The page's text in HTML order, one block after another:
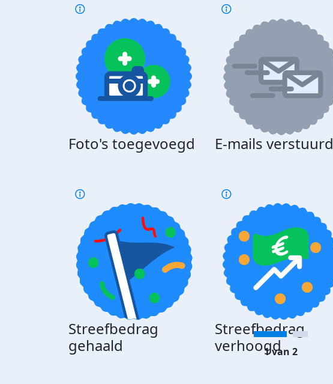
Foto's toegevoegd E-mails verstuurd
Streefbedrag
gehaald
Streefbedrag
verhoogd1 van 2